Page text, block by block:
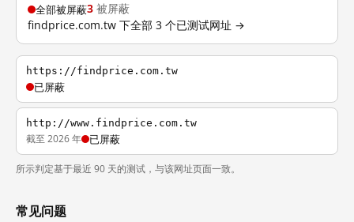
全部被屏蔽3 被屏蔽
findprice.com.tw 下全部 3 个已测试网址 →
https://findprice.com.tw
已屏蔽
http://www.findprice.com.tw
截至 2026 年 已屏蔽
所示判定基于最近 90 天的测试，与该网址页面一致。
常见问题